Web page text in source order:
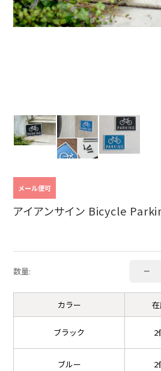
メール便可
アイアンサイン Bicycle
数量: −
カラー
ブラック 2
ブルー 2